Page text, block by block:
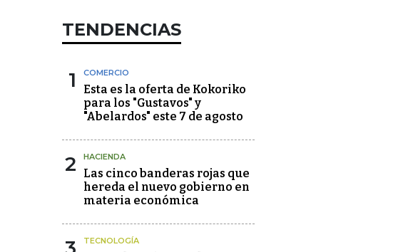
TENDENCIAS
1 COMERCIO
Esta es la oferta de Kokoriko
para los "Gustavos" y
"Abelardos" este 7 de agosto
2 HACIENDA
Las cinco banderas rojas que
hereda el nuevo gobierno en
materia económica
TECNOLOGÍA